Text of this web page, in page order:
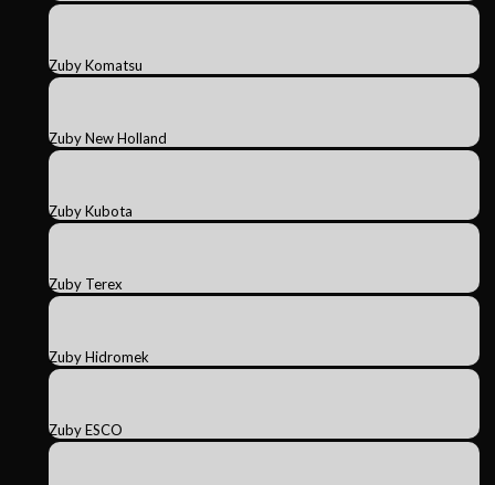
Zuby Komatsu
Zuby New Holland
Zuby Kubota
Zuby Terex
Zuby Hidromek
Zuby ESCO